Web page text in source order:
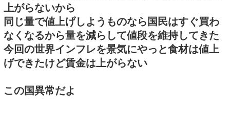
上がらないから
同じ量で値上げしようものなら国民はすぐ買わ
なくなるから量を減らして値段を維持してきた
今回の世界インフレを景気にやっと食材は値上
げできたけど賃金は上がらない
この国異常だよ